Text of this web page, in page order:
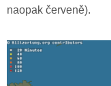
naopak červeně).